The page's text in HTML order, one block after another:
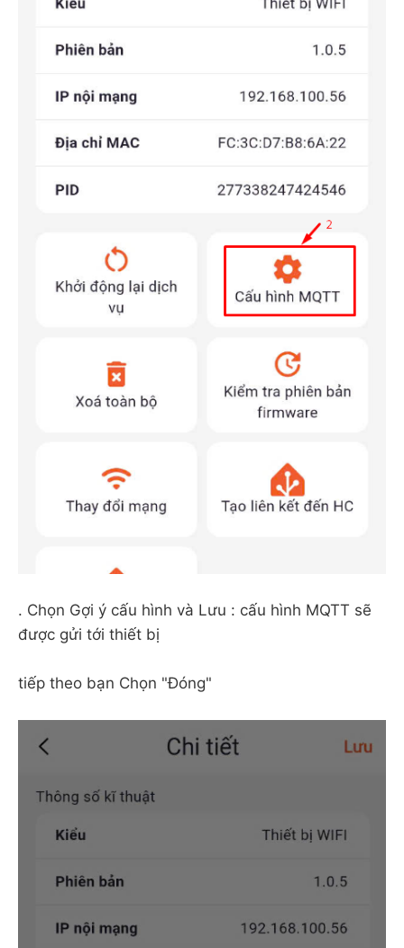
. Chọn Gợi ý cấu hình và Lưu : cấu hình MQTT sẽ
được gửi tới thiết bị
tiếp theo bạn Chọn "Đóng"